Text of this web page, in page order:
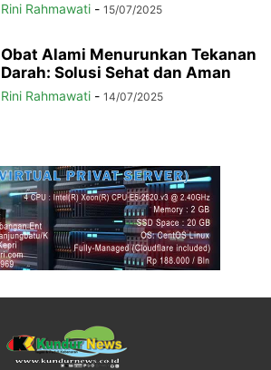
Rini Rahmawati - 15/07/2025
Obat Alami Menurunkan Tekanan
Darah: Solusi Sehat dan Aman
Rini Rahmawati - 14/07/2025